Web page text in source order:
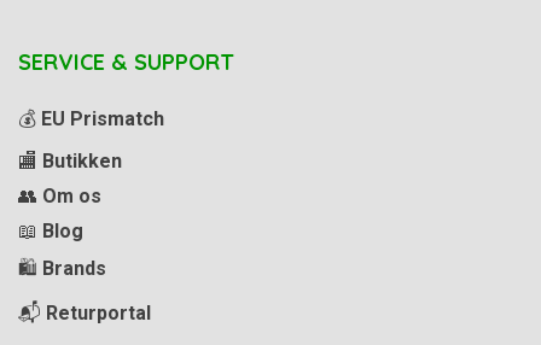
SERVICE & SUPPORT
💰 EU Prismatch
🏬 Butikken
👥 Om os
📖 Blog
🛍️ Brands
📬 Returportal